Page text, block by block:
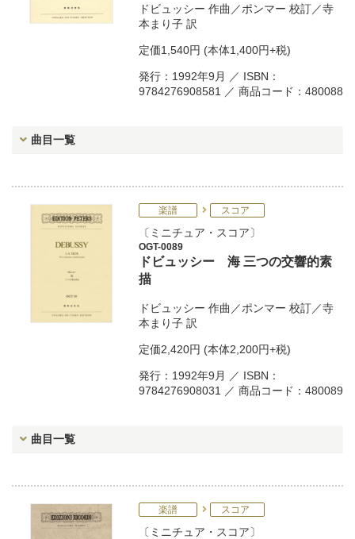
ドビュッシー 作曲／ポンマー 校訂／寺
本まり子 訳
定価1,540円 (本体1,400円+税)
発行：1992年9月 ／ ISBN：
9784276908581 ／ 商品コード：480088
曲目一覧
楽譜 スコア
ミニチュア・スコア
OGT-0089
ドビュッシー 海 三つの交響的素
描
ドビュッシー 作曲／ポンマー 校訂／寺
本まり子 訳
定価2,420円 (本体2,200円+税)
発行：1992年9月 ／ ISBN：
9784276908031 ／ 商品コード：480089
曲目一覧
楽譜 スコア
ミニチュア・スコア